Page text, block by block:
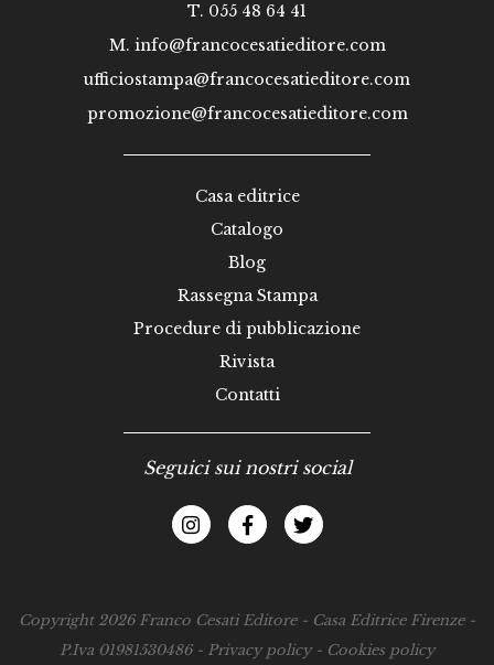
T. 055 48 64 41
M. info@francocesatieditore.com
ufficiostampa@francocesatieditore.com
promozione@francocesatieditore.com
Casa editrice
Catalogo
Blog
Rassegna Stampa
Procedure di pubblicazione
Rivista
Contatti
Seguici sui nostri social
Copyright 2026 Franco Cesati Editore - Casa Editrice Firenze -
P.Iva 01981530486 - Privacy policy- Cookies policy